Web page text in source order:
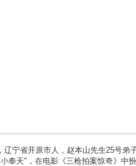
宁省开原市人，赵本山先生25号弟
奉天"，在电影《三枪拍案惊奇》中